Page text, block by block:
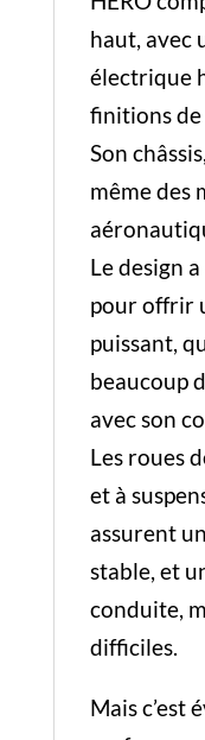
haut, avec
électrique
finitions
Son
même des
Le design
pour offrir
puissant,
beaucoup
avec son
Les roues
et à
assurent
stable, et
conduite,
difficiles.
Mais c’est